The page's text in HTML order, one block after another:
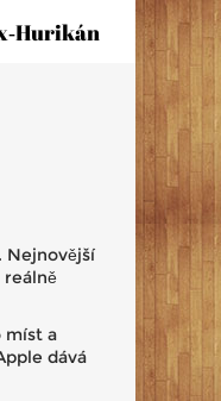
Nejnovější
míst a
dává